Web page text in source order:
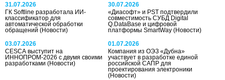
31.07.2026
ГК Softline разработала ИИ-
классификатор для
автоматической обработки
обращений (Новости)
30.07.2026
«Диасофт» и PST подтвердили
совместимость СУБД Digital
Q.DataBase и цифровой
платформы SmartWay(Новости)
03.07.2026
CESCA выступит на
ИННОПРОМ-2026 с двумя своими
разработками (Новости)
01.07.2026
Компания из ОЭЗ «Дубна»
участвует в разработке единой
российской САПР для
проектирования электроники
(Новости)